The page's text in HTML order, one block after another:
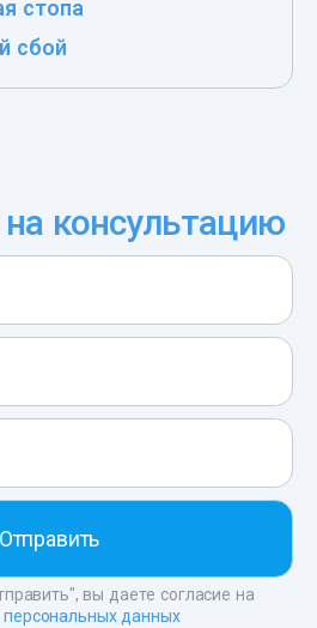
стопа
сбой
консультацию
вы даете согласие на
персональных данных